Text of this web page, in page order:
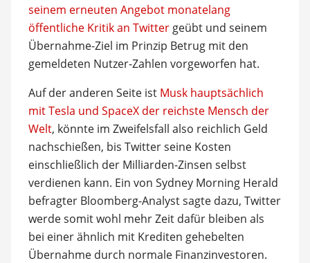
seinem erneuten Angebot monatelang
öffentliche Kritik an Twittergeübt und seinem
Übernahme-Ziel im Prinzip Betrug mit den
gemeldeten Nutzer-Zahlen vorgeworfen hat.
Auf der anderen Seite ist Musk hauptsächlich
mit Tesla und SpaceX der reichste Mensch der
Welt, könnte im Zweifelsfall also reichlich Geld
nachschießen, bis Twitter seine Kosten
einschließlich der Milliarden-Zinsen selbst
verdienen kann. Ein von Sydney Morning Herald
befragter Bloomberg-Analyst sagte dazu, Twitter
werde somit wohl mehr Zeit dafür bleiben als
bei einer ähnlich mit Krediten gehebelten
Übernahme durch normale Finanzinvestoren.